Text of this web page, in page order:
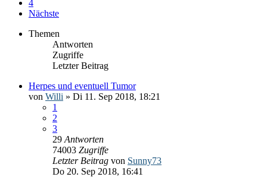
4
Nächste
Themen
Antworten
Zugriffe
Letzter Beitrag
Herpes und eventuell Tumor
von Willi » Di 11. Sep 2018, 18:21
1
2
3
29 Antworten
74003 Zugriffe
Letzter Beitrag von Sunny73
Do 20. Sep 2018, 16:41